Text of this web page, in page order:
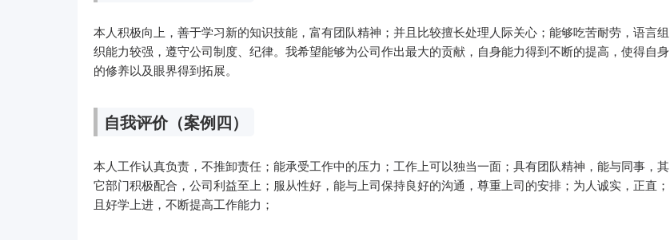
本人积极向上，善于学习新的知识技能，富有团队精神；并且比较擅长处理人际关心；能够吃苦耐劳，语言组
织能力较强，遵守公司制度、纪律。我希望能够为公司作出最大的贡献，自身能力得到不断的提高，使得自身
的修养以及眼界得到拓展。
自我评价（案例四）
本人工作认真负责，不推卸责任；能承受工作中的压力；工作上可以独当一面；具有团队精神，能与同事，其
它部门积极配合，公司利益至上；服从性好，能与上司保持良好的沟通，尊重上司的安排；为人诚实，正直；
且好学上进，不断提高工作能力；